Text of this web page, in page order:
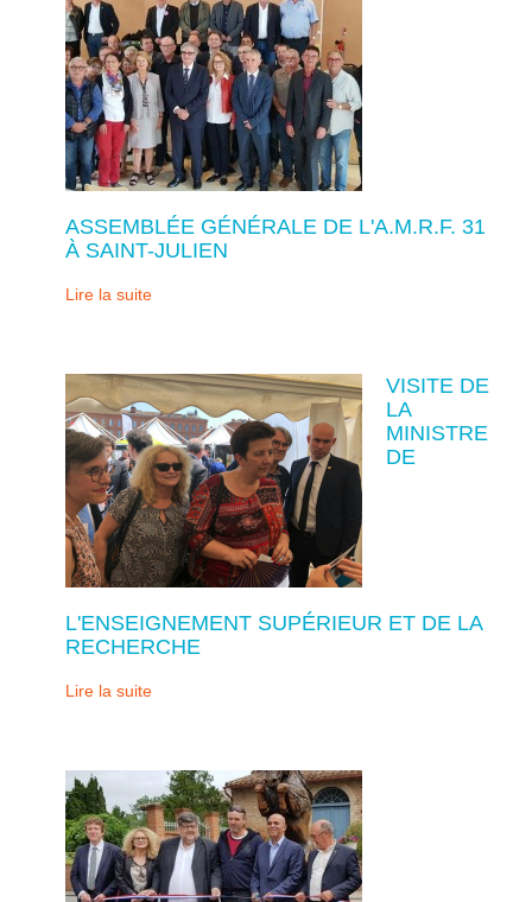
ASSEMBLÉE GÉNÉRALE DE L'A.M.R.F. 31
À SAINT-JULIEN
Lire la suite
VISITE DE
LA
MINISTRE
DE
L'ENSEIGNEMENT SUPÉRIEUR ET DE LA
RECHERCHE
Lire la suite